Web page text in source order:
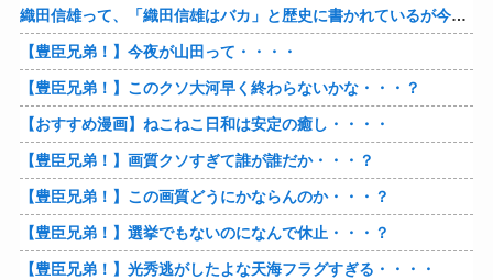
織田信雄って、「織田信雄はバカ」と歴史に書かれているが今まで家が残っているんでバカではないよな？
【豊臣兄弟！】今夜が山田って・・・・
【豊臣兄弟！】このクソ大河早く終わらないかな・・・？
【おすすめ漫画】ねこねこ日和は安定の癒し・・・・
【豊臣兄弟！】画質クソすぎて誰が誰だか・・・？
【豊臣兄弟！】この画質どうにかならんのか・・・？
【豊臣兄弟！】選挙でもないのになんで休止・・・？
【豊臣兄弟！】光秀逃がしたよな天海フラグすぎる・・・・